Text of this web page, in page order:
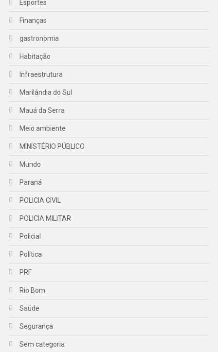
Esportes
Finanças
gastronomia
Habitação
Infraestrutura
Marilândia do Sul
Mauá da Serra
Meio ambiente
MINISTÉRIO PÚBLICO
Mundo
Paraná
POLICIA CIVIL
POLICIA MILITAR
Policial
Política
PRF
Rio Bom
Saúde
Segurança
Sem categoria